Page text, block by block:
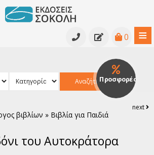
≡
0
Κατάλογος βιβλίων
- Γραμματολογίες
κείμενα - Μελετήματα
Εκδηλώσεις
Νέα
Αναζήτηση
βιβλίων » Βιβλία για Παιδιά
του Αυτοκράτορα
next
Προσφορές